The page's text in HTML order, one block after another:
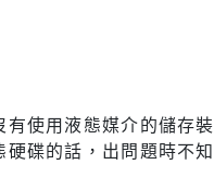
使用液態媒介的儲存裝
碟的話，出問題時不知